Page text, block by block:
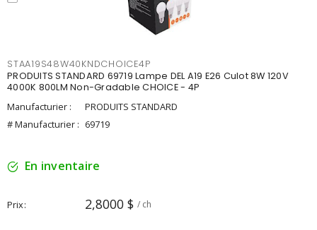
STAA19S48W40KNDCHOICE4P
PRODUITS STANDARD 69719 Lampe DEL A19 E26 Culot 8W 120V
4000K 800LM Non-Gradable CHOICE - 4P
Manufacturier :
PRODUITS STANDARD
# Manufacturier : 69719
En inventaire
Prix 2,8000 $ / ch